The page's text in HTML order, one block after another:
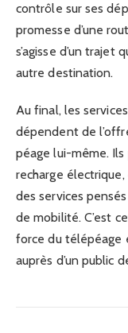
contrôle sur ses
promesse d’une
s’agisse d’un trajet
autre destination.
Au final, les
dépendent de
péage lui-même.
recharge
des services
de mobilité. C’est
force du télépéage
auprès d’un public